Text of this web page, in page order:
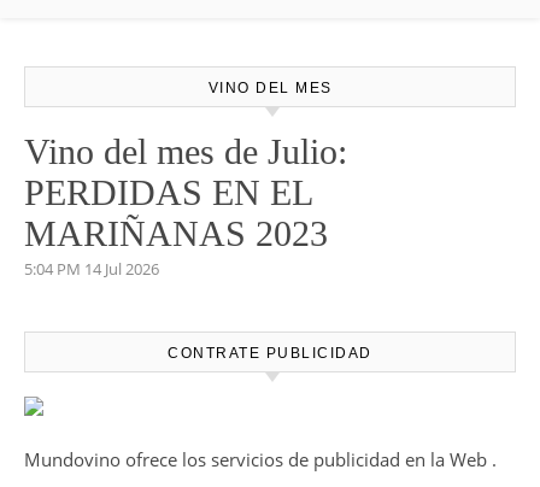
VINO DEL MES
Vino del mes de Julio:
PERDIDAS EN EL
MARIÑANAS 2023
5:04 PM 14 Jul 2026
CONTRATE PUBLICIDAD
Mundovino ofrece los servicios de publicidad en la Web .